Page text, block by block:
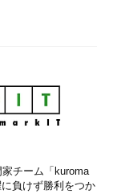
チーム「kuroma
負けず勝利をつか